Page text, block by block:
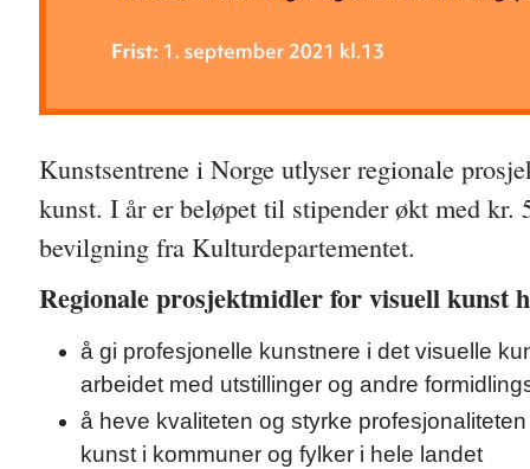
Kunstsentrene i Norge utlyser regionale
kunst. I år er beløpet til stipender økt med kr.
bevilgning fra Kulturdepartementet.
Regionale prosjektmidler for visuell kunst
å gi profesjonelle kunstnere i det visuelle
arbeidet med utstillinger og andre
å heve kvaliteten og styrke
kunst i kommuner og fylker i hele landet